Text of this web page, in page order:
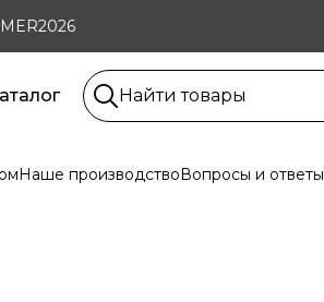
Наше производствоВопросы и ответы